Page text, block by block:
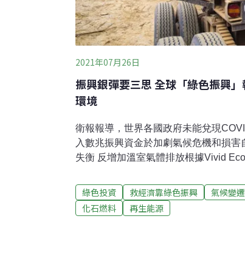
2021年07月26日
振興銀彈要三思 全球「綠色振興
環境
衛報報導，世界各國政府未能兌現
入數兆振興資金於加劇氣候危機和損
失衡 反增加溫室氣體排放根據Vivid
室氣體排放或復育自然的活動。這些資
資，以維持經濟運轉。但是，大約4.8
航空公司紓困以及促進糧食生產，對環
綠色投資 救經濟靠綠色振興 氣候變遷
化石燃料
再生能源